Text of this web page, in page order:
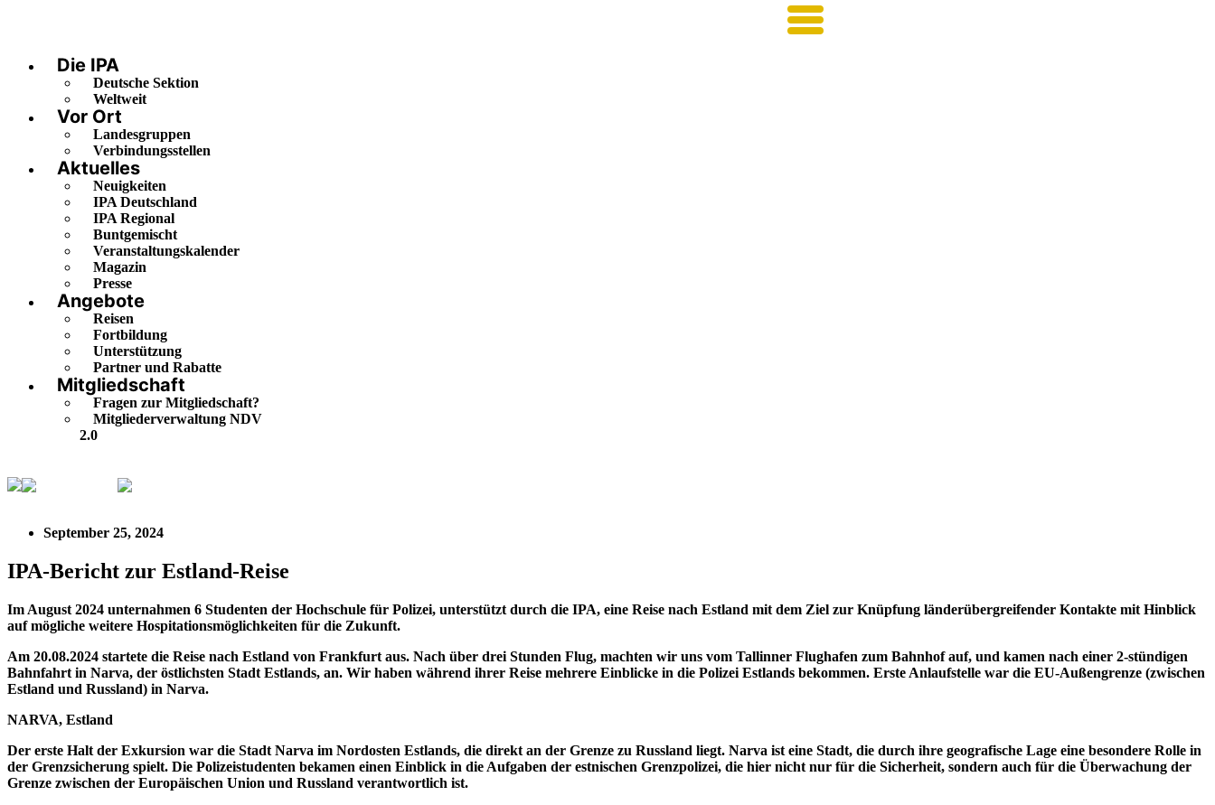
Main
Menu
Die IPA
Deutsche Sektion
Weltweit
Vor Ort
Landesgruppen
Verbindungsstellen
Aktuelles
Neuigkeiten
IPA Deutschland
IPA Regional
Buntgemischt
Veranstaltungskalender
Magazin
Presse
Angebote
Reisen
Fortbildung
Unterstützung
Partner und Rabatte
Mitgliedschaft
Fragen zur Mitgliedschaft?
Mitgliederverwaltung NDV
2.0
September 25, 2024
IPA-Bericht zur Estland-Reise
Im August 2024 unternahmen 6 Studenten der Hochschule für Polizei, unterstützt durch die IPA, eine Reise nach Estland mit dem Ziel zur Knüpfung länderübergreifender Kontakte mit Hinblick
auf mögliche weitere Hospitationsmöglichkeiten für die Zukunft.
Am 20.08.2024 startete die Reise nach Estland von Frankfurt aus. Nach über drei Stunden Flug, machten wir uns vom Tallinner Flughafen zum Bahnhof auf, und kamen nach einer 2-stündigen
Bahnfahrt in Narva, der östlichsten Stadt Estlands, an. Wir haben während ihrer Reise mehrere Einblicke in die Polizei Estlands bekommen. Erste Anlaufstelle war die EU-Außengrenze (zwischen
Estland und Russland) in Narva.
NARVA, Estland
Der erste Halt der Exkursion war die Stadt Narva im Nordosten Estlands, die direkt an der Grenze zu Russland liegt. Narva ist eine Stadt, die durch ihre geografische Lage eine besondere Rolle in
der Grenzsicherung spielt. Die Polizeistudenten bekamen einen Einblick in die Aufgaben der estnischen Grenzpolizei, die hier nicht nur für die Sicherheit, sondern auch für die Überwachung der
Grenze zwischen der Europäischen Union und Russland verantwortlich ist.